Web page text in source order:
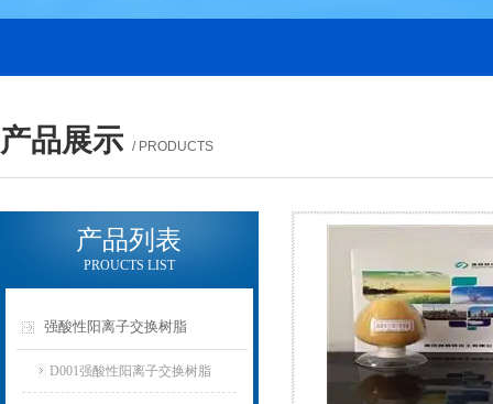
产品展示 / PRODUCTS
产品列表
PROUCTS LIST
强酸性阳离子交换树脂
D001强酸性阳离子交换树脂